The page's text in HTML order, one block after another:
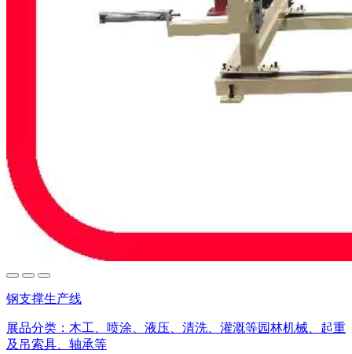
钢支撑生产线
展品分类： 木工、喷涂、液压、清洗、灌溉等园林机械、起重
及吊索具、轴承等